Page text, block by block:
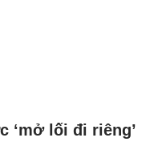
‘mở lối đi riêng’